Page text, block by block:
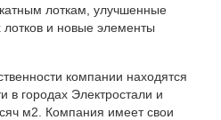
лоткам, улучшенные
и новые элементы
компании находятся
в городах Электростали и
м2. Компания имеет свои